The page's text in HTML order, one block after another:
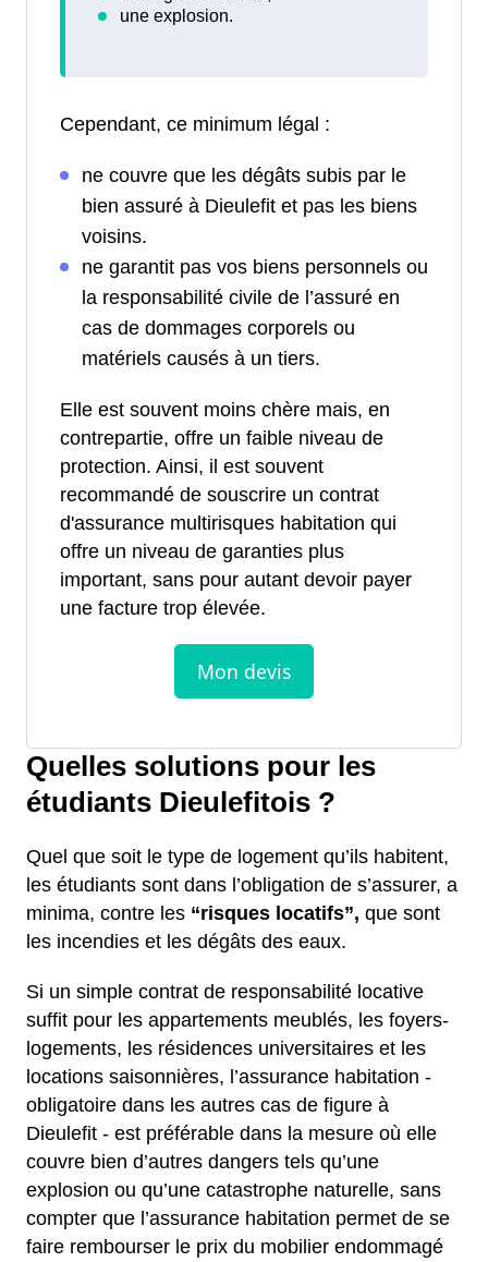
Cependant, ce minimum légal :
ne couvre que les dégâts subis par le
bien assuré à Dieulefit et pas les biens
voisins.
ne garantit pas vos biens personnels ou
la responsabilité civile de l’assuré en
cas de dommages corporels ou
matériels causés à un tiers.
Elle est souvent moins chère mais, en
contrepartie, offre un faible niveau de
protection. Ainsi, il est souvent
recommandé de souscrire un contrat
d'assurance multirisques habitation qui
offre un niveau de garanties plus
important, sans pour autant devoir payer
une facture trop élevée.
Quelles solutions pour les
étudiants Dieulefitois ?
Quel que soit le type de logement qu’ils habitent,
les étudiants sont dans l’obligation de s’assurer, a
minima, contre les “risques locatifs”, que sont
les incendies et les dégâts des eaux.
Si un simple contrat de responsabilité locative
suffit pour les appartements meublés, les foyers-
logements, les résidences universitaires et les
locations saisonnières, l’assurance habitation -
obligatoire dans les autres cas de figure à
Dieulefit - est préférable dans la mesure où elle
couvre bien d’autres dangers tels qu’une
explosion ou qu’une catastrophe naturelle, sans
compter que l’assurance habitation permet de se
faire rembourser le prix du mobilier endommagé